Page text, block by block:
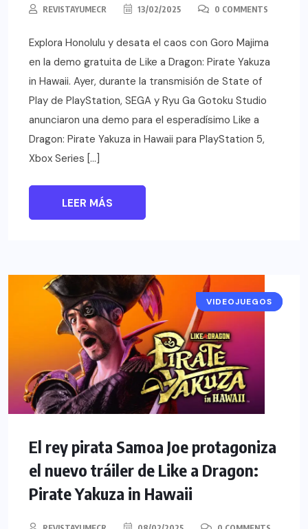
REVISTAYUMECR 13/02/2025 0 COMMENTS
Explora Honolulu y desata el caos con Goro Majima
en la demo gratuita de Like a Dragon: Pirate Yakuza
in Hawaii. Ayer, durante la transmisión de State of
Play de PlayStation, SEGA y Ryu Ga Gotoku Studio
anunciaron una demo para el esperadísimo Like a
Dragon: Pirate Yakuza in Hawaii para PlayStation 5,
Xbox Series […]
LEER MÁS
NOTICIAS
VIDEOJUEGOS
El rey pirata Samoa Joe protagoniza
el nuevo tráiler de Like a Dragon:
Pirate Yakuza in Hawaii